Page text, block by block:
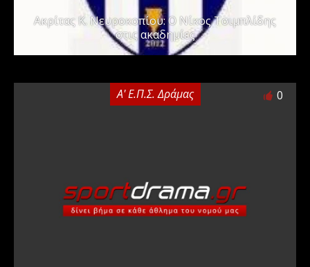
Ακρίτας Κ. Νευροκοπίου: Ο Νίκος Τσιμπλίδης
στις ακαδημίες
Α' Ε.Π.Σ. Δράμας 0